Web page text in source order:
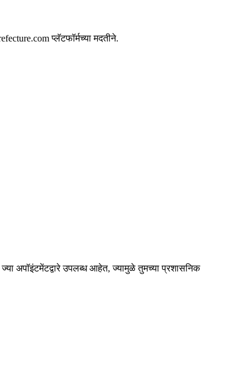
प्लॅटफॉर्मच्या मदतीने.
अपॉइंटमेंटद्वारे उपलब्ध आहेत, ज्यामुळे तुमच्या प्रशासनिक